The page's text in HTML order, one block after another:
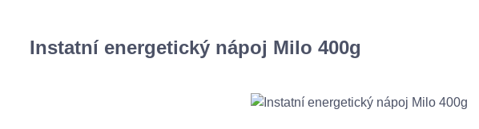
Instatní energetický nápoj Milo 400g